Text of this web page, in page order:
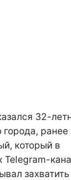
32-
города,
который в
Telegram-
захватить